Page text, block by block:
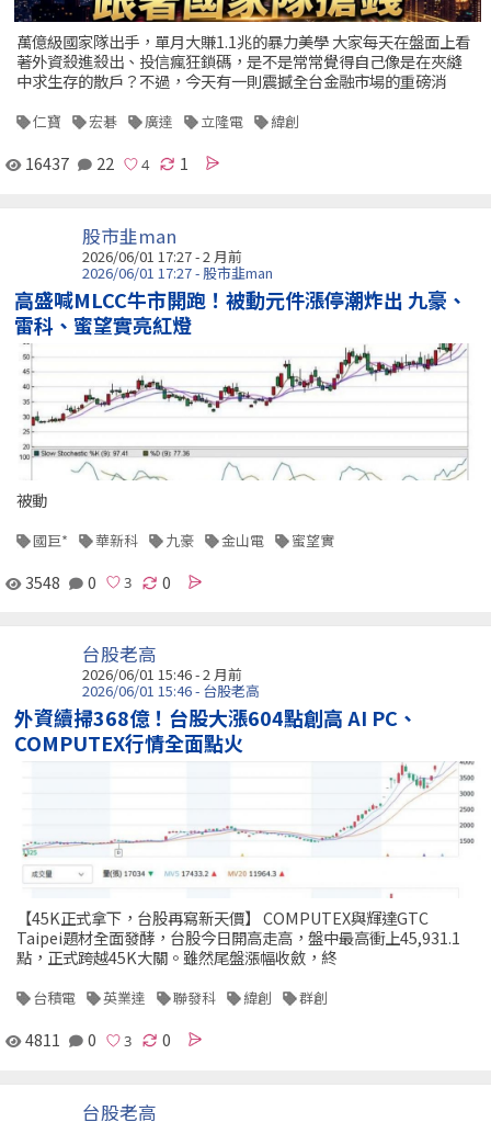
萬億級國家隊出手，單月大賺1.1兆的暴力美學 大家每天在盤面上看
著外資殺進殺出、投信瘋狂鎖碼，是不是常常覺得自己像是在夾縫
中求生存的散戶？不過，今天有一則震撼全台金融市場的重磅消
仁寶 宏碁 廣達 立隆電 緯創
16437 22 1
股市韭man
2026/06/01 17:27 - 2 月前
2026/06/01 17:27 - 股市韭man
高盛喊MLCC牛市開跑！被動元件漲停潮炸出 九豪、
雷科、蜜望實亮紅燈
被動
國巨* 華新科 九豪 金山電 蜜望實
3548 0 0
台股老高
2026/06/01 15:46 - 2 月前
2026/06/01 15:46 - 台股老高
外資續掃368億！台股大漲604點創高 AI PC、
COMPUTEX行情全面點火
【45K正式拿下，台股再寫新天價】 COMPUTEX與輝達GTC
Taipei題材全面發酵，台股今日開高走高，盤中最高衝上45,931.1
點，正式跨越45K大關。雖然尾盤漲幅收斂，終
台積電 英業達 聯發科 緯創 群創
4811 0 0
台股老高